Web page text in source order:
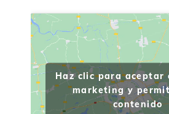
Haz clic para aceptar
marketing y
contenido